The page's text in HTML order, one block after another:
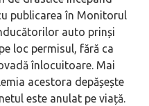
publicarea în Monitorul
auto prinși
loc permisul, fără ca
înlocuitoare. Mai
acestora depășește
este anulat pe viață.